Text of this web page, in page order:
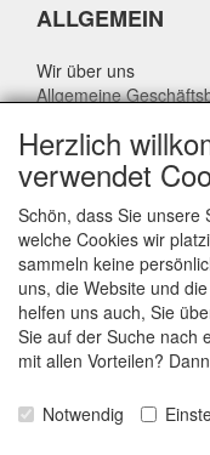
ALLGEMEIN
Wir über uns
Allgemeine
Haftungsausschluss
Über Rik Thijssen
ALLGEMEIN
www.rikthijssenshop.nl
Logistik durch
Herzlich
verwendet
Schön, dass Sie unsere
welche Cookies wir
sammeln keine
uns, die Website und
helfen uns auch, Sie
Sie auf der Suche nach
mit allen Vorteilen?
Notwendig